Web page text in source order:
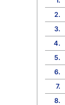
2.
3.
4.
5.
6.
7.
8.